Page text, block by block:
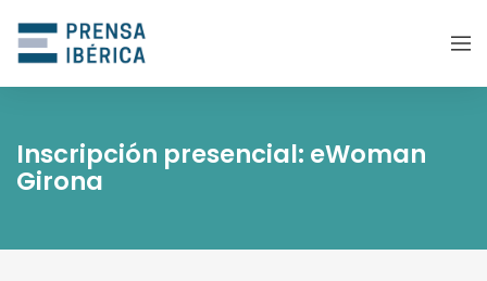
Inscripción presencial: eWoman
Girona